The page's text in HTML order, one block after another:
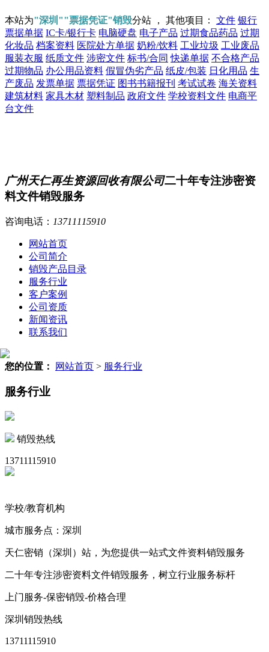
本站为"深圳""票据凭证"销毁分站 ， 其他项目： 文件 银行
票据单据 IC卡/银行卡 电脑硬盘 电子产品 过期食品药品 过期
化妆品 档案资料 医院处方单据 奶粉/饮料 工业垃圾 工业废品
服装衣服 纸质文件 涉密文件 标书/合同 快递单据 不合格产品
过期物品 办公用品资料 假冒伪劣产品 纸皮/包装 日化用品 生
产废品 发票单据 票据凭证 图书书籍报刊 考试试卷 海关资料
建筑材料 家具木材 塑料制品 政府文件 学校资料文件 电商平
台文件
广州天仁再生资源回收有限公司二十年专注涉密资
料文件销毁服务
咨询电话： 13711115910
网站首页
公司简介
销毁产品目录
服务行业
客户案例
公司资质
新闻资讯
联系我们
您的位置： 网站首页 > 服务行业
服务行业
销毁热线
13711115910
学校/教育机构
城市服务点：深圳
天仁密销（深圳）站，为您提供一站式文件资料销毁服务
二十年专注涉密资料文件销毁服务，树立行业服务标杆
上门服务-保密销毁-价格合理
深圳销毁热线
13711115910